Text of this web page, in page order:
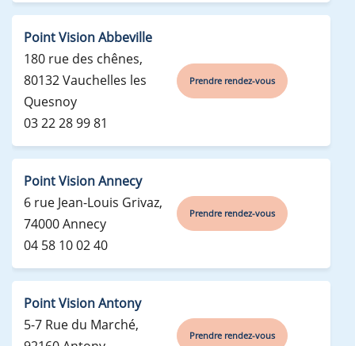
Point Vision Abbeville
180 rue des chênes,
80132 Vauchelles les
Quesnoy
03 22 28 99 81
Prendre rendez-vous
Point Vision Annecy
6 rue Jean-Louis Grivaz,
74000 Annecy
04 58 10 02 40
Prendre rendez-vous
Point Vision Antony
5-7 Rue du Marché,
Prendre rendez-vous